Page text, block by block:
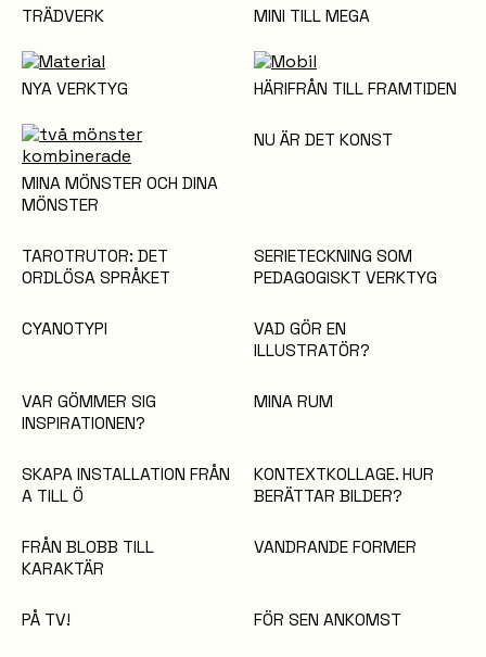
TRÄDVERK MINI TILL MEGA
NYA VERKTYG HÄRIFRÅN TILL FRAMTIDEN
MINA MÖNSTER OCH DINA
MÖNSTER
NU ÄR DET KONST
TAROTRUTOR: DET
ORDLÖSA SPRÅKET
SERIETECKNING SOM
PEDAGOGISKT VERKTYG
CYANOTYPI
VAD GÖR EN
ILLUSTRATÖR?
VAR GÖMMER SIG
INSPIRATIONEN?
MINA RUM
SKAPA INSTALLATION FRÅN
A TILL Ö
KONTEXTKOLLAGE. HUR
BERÄTTAR BILDER?
FRÅN BLOBB TILL
KARAKTÄR
VANDRANDE FORMER
PÅ TV! FÖR SEN ANKOMST